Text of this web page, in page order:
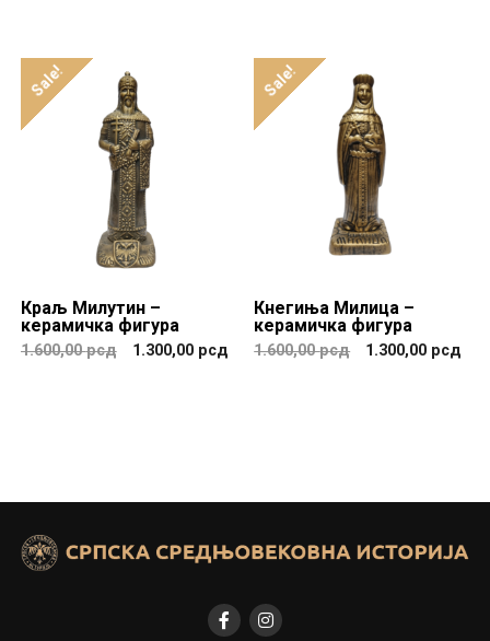
Sale!
Краљ Милутин –
керамичка фигура
1.600,00рсд 1.300,00 рсд
Sale!
Кнегиња Милица –
керамичка фигура
1.600,00рсд 1.300,00 рсд